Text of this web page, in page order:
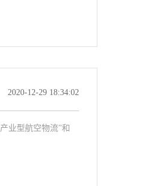
2020-12-29 18:34:02
业型航空物流”和